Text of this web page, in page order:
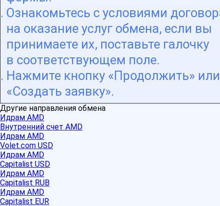
Ознакомьтесь с условиями
на оказание услуг обмена, если вы
принимаете их, поставьте галочку
в соответствующем поле.
Нажмите кнопку «Продолжить» или
«Создать заявку».
Другие направления обмена
Идрам AMD
Внутренний счет AMD
Идрам AMD
Volet.com USD
Идрам AMD
Capitalist USD
Идрам AMD
Capitalist RUB
Идрам AMD
Capitalist EUR